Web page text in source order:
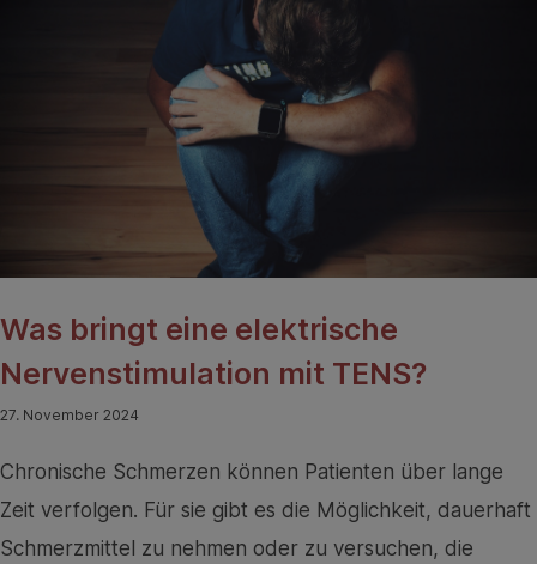
Was bringt eine elektrische
Nervenstimulation mit TENS?
27. November 2024
Chronische Schmerzen können Patienten über lange
Zeit verfolgen. Für sie gibt es die Möglichkeit, dauerhaft
Schmerzmittel zu nehmen oder zu versuchen, die